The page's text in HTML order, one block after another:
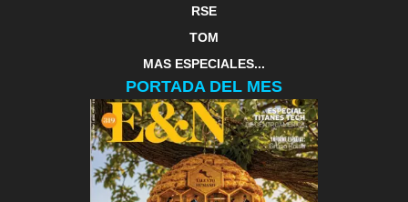
RSE
TOM
MAS ESPECIALES...
PORTADA DEL MES